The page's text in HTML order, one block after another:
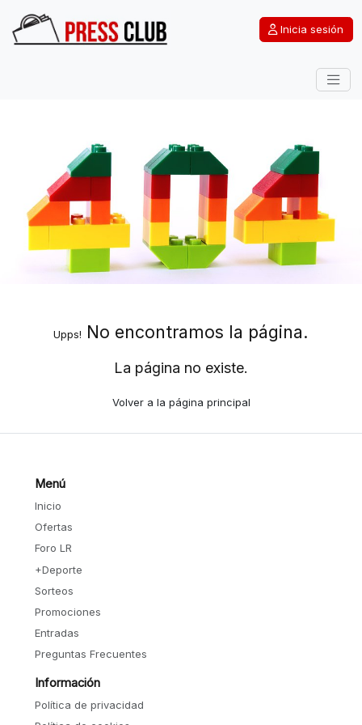
Inicia sesión
Upps! No encontramos la página.
La página no existe.
Volver a la página principal
Menú
Inicio
Ofertas
Foro LR
+Deporte
Sorteos
Promociones
Entradas
Preguntas Frecuentes
Información
Política de privacidad